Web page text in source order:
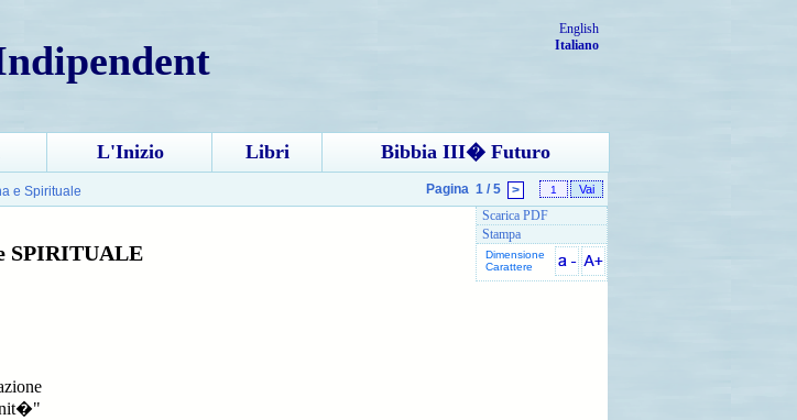
English
Italiano
L'Inizio Libri Bibbia III� Futuro
>
1 / 5
Pagina
e Spirituale
Scarica PDF
Stampa
Dimensione
Carattere
SPIRITUALE